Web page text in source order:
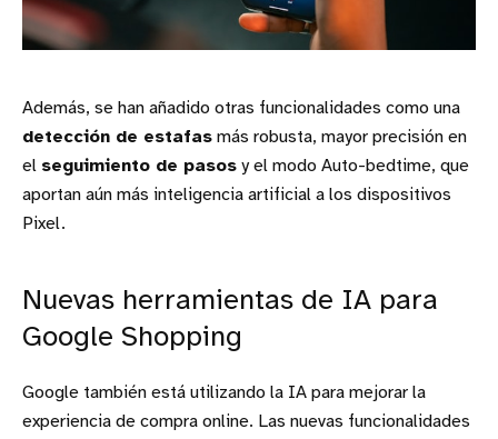
Además, se han añadido otras funcionalidades como una
detección de estafas más robusta, mayor precisión en
el seguimiento de pasos y el modo Auto-bedtime, que
aportan aún más inteligencia artificial a los dispositivos
Pixel.
Nuevas herramientas de IA para
Google Shopping
Google también está utilizando la IA para mejorar la
experiencia de compra online. Las nuevas funcionalidades